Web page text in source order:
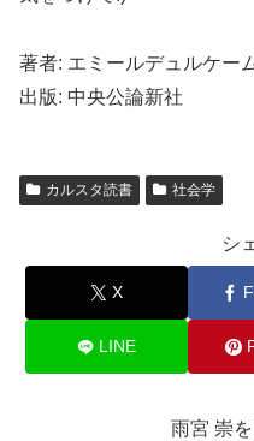
著者: エミールデュルケ
出版: 中央公論新社
カルスタ読書 社会学
シ
X
LINE
雨宮 崇